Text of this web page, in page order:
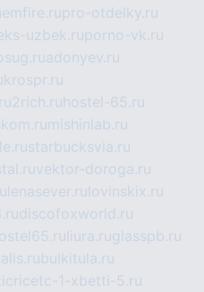
emfire.rupro-otdelky.ru
uzbek.ruporno-vk.ru
adonyev.ru
krospr.ru
2rich.ru hostel-65.ru
mishinlab.ru
starbucksvia.ru
vektor-doroga.ru
lenasever.ru lovinskix.ru
discofoxworld.ru
liura.ruglasspb.ru
bulkitula.ru
1-xbetti-5.ru